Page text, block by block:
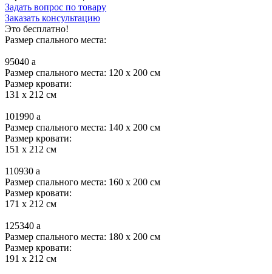
Задать вопрос по товару
Заказать консультацию
Это бесплатно!
Размер спального места:
95040 a
Размер спального места: 120 x 200 см
Размер кровати:
131 x 212 см
101990 a
Размер спального места: 140 x 200 см
Размер кровати:
151 x 212 см
110930 a
Размер спального места: 160 x 200 см
Размер кровати:
171 x 212 см
125340 a
Размер спального места: 180 x 200 см
Размер кровати:
191 x 212 см